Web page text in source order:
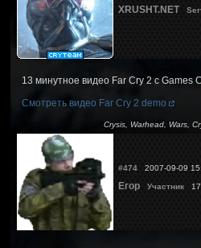
XRUSHT.NET
13 минутное видео Far Cry 2 с Games
Смотреть видео Far Cry 2 demo
Crysis, Warhead, Wars,
#474 2007-09-09
Егор Участник